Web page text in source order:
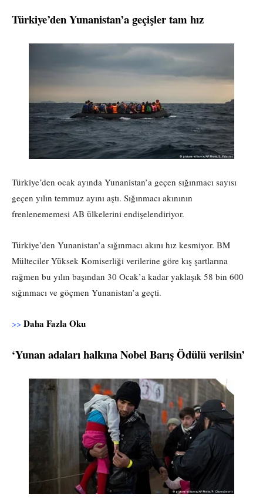
Türkiye’den Yunanistan’a geçişler tam hız
Türkiye’den ocak ayında Yunanistan’a geçen sığınmacı sayısı
geçen yılın temmuz ayını aştı. Sığınmacı akınının
frenlenememesi AB ülkelerini endişelendiriyor.
Türkiye’den Yunanistan’a sığınmacı akını hız kesmiyor. BM
Mülteciler Yüksek Komiserliği verilerine göre kış şartlarına
rağmen bu yılın başından 30 Ocak’a kadar yaklaşık 58 bin 600
sığınmacı ve göçmen Yunanistan’a geçti.
>> Daha Fazla Oku
‘Yunan adaları halkına Nobel Barış Ödülü verilsin’